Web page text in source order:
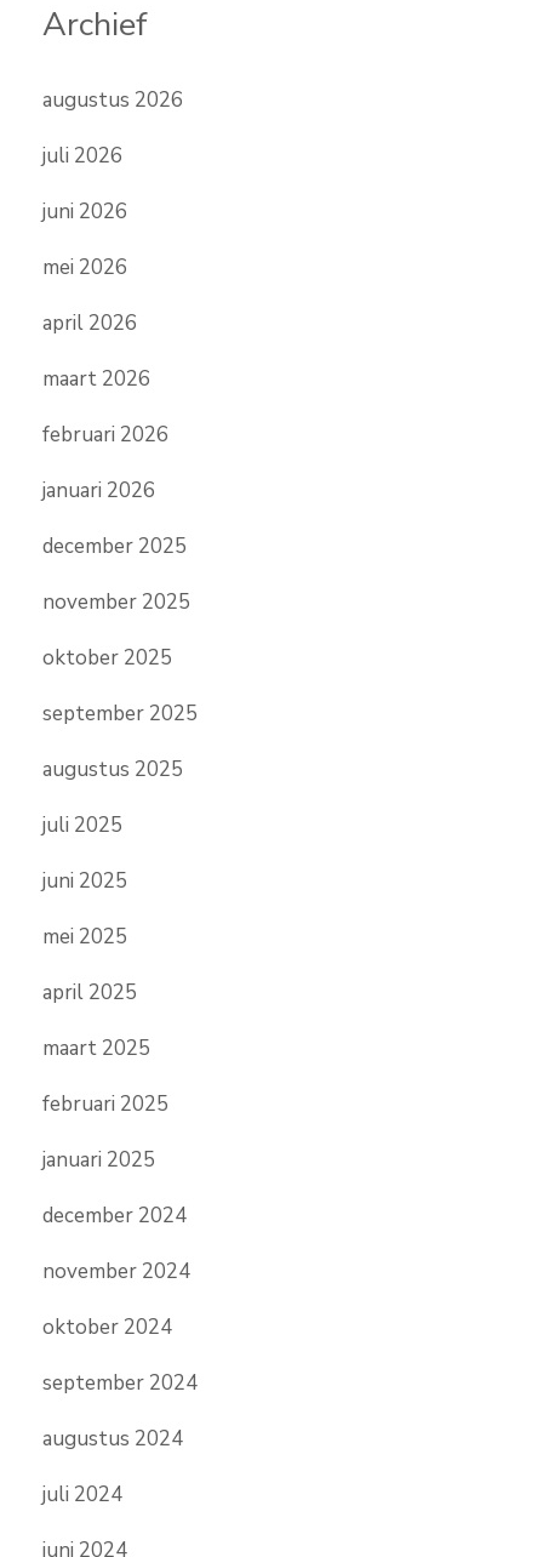
Archief
augustus 2026
juli 2026
juni 2026
mei 2026
april 2026
maart 2026
februari 2026
januari 2026
december 2025
november 2025
oktober 2025
september 2025
augustus 2025
juli 2025
juni 2025
mei 2025
april 2025
maart 2025
februari 2025
januari 2025
december 2024
november 2024
oktober 2024
september 2024
augustus 2024
juli 2024
juni 2024